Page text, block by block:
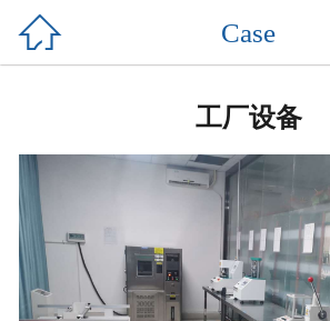
 Case
工厂设备